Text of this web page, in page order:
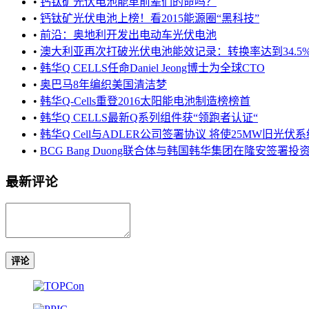
• 钙钛矿光伏电池上榜！看2015能源圈“黑科技”
• 前沿：奥地利开发出电动车光伏电池
• 澳大利亚再次打破光伏电池能效记录：转换率达到
• 韩华Q CELLS任命Daniel Jeong博士为全球CTO
• 奥巴马8年编织美国清洁梦
• 韩华Q-Cells重登2016太阳能电池制造榜榜首
• 韩华Q CELLS最新Q系列组件获“领跑者认证“
• 韩华Q Cell与ADLER公司签署协议 将使25MW旧光伏
• BCG Bang Duong联合体与韩国韩华集团在隆安签署投
最新评论
评论